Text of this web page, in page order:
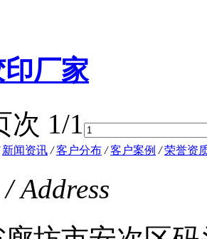
厂家
次 1/1
新闻资讯 / 客户分布 / 客户案例 / 荣誉资
/ Address